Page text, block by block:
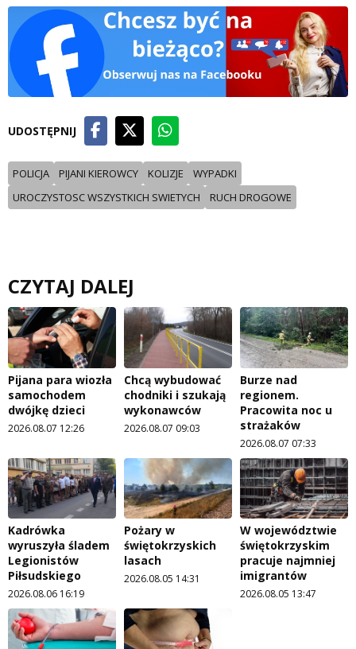
UDOSTĘPNIJ
POLICJA PIJANI KIEROWCY KOLIZJE
WYPADKI
UROCZYSTOSC WSZYSTKICH SWIETYCH
RUCH DROGOWE
CZYTAJ DALEJ
Pijana para wiozła
samochodem
dwójkę dzieci
2026.08.07 12:26
Chcą wybudować
chodniki i szukają
wykonawców
2026.08.07 09:03
Burze nad
regionem.
Pracowita noc u
strażaków
2026.08.07 07:33
Kadrówka
wyruszyła śladem
Legionistów
Piłsudskiego
2026.08.06 16:19
Pożary w
świętokrzyskich
lasach
2026.08.05 14:31
W województwie
świętokrzyskim
pracuje najmniej
imigrantów
2026.08.05 13:47